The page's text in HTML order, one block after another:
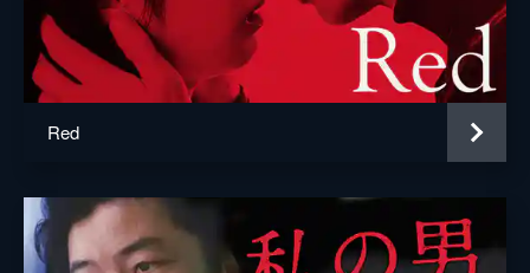
唐沢寿明
藤原竜也
監督 蜷川幸雄
蜷川幸雄
原作 金原ひとみ
Red